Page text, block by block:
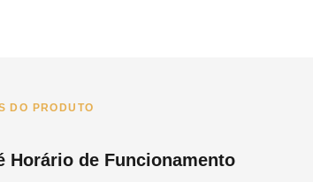
DO PRODUTO
Horário de Funcionamento